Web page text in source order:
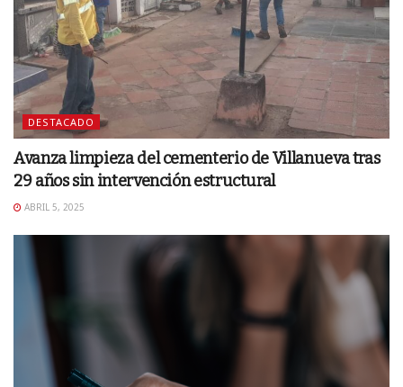
DESTACADO
Avanza limpieza del cementerio de Villanueva tras
29 años sin intervención estructural
ABRIL 5, 2025